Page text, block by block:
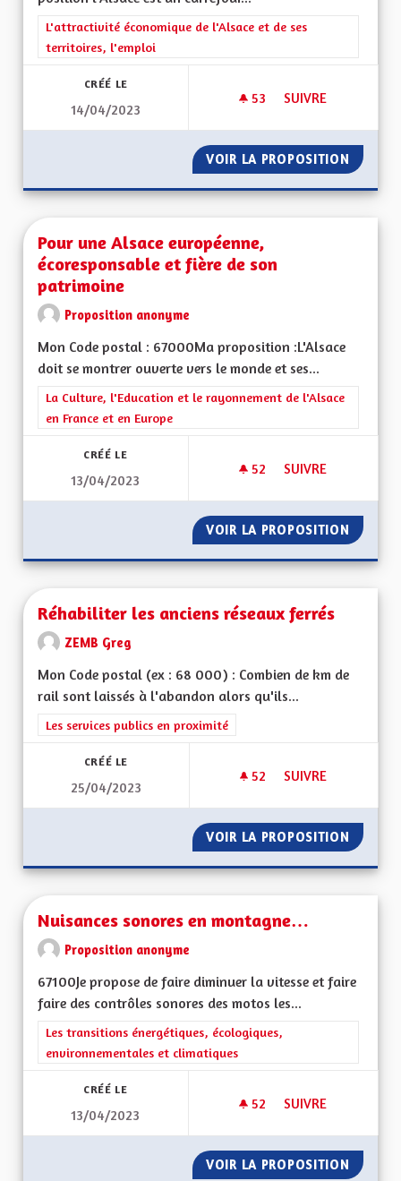
Filtrer les résultats de la catégorie : L'attractivité
L'attractivité économique de l'Alsace et de ses
territoires, l'emploi
CRÉÉ LE
14/04/2023
53 53 ABONNÉS
SUIVRE
VOIR LA PROPOSITION
Pour une Alsace européenne,
écoresponsable et fière de son
patrimoine
Proposition anonyme
Mon Code postal : 67000Ma proposition :L'Alsace
doit se montrer ouverte vers le monde et ses...
Filtrer les résultats de la catégorie : La Culture, l'Education et
La Culture, l'Education et le rayonnement de l'Alsace
en France et en Europe
CRÉÉ LE
13/04/2023
52 52 ABONNÉS
SUIVRE
VOIR LA PROPOSITION POUR
Réhabiliter les anciens réseaux ferrés
ZEMB Greg
Mon Code postal (ex : 68 000) : Combien de km de
rail sont laissés à l'abandon alors qu'ils...
Filtrer les résultats de la catégorie : Les services publics en
Les services publics en proximité
CRÉÉ LE
25/04/2023
52 52 ABONNÉS
SUIVRE
VOIR LA PROPOSITION
Nuisances sonores en montagne…
Proposition anonyme
67100Je propose de faire diminuer la vitesse et faire
faire des contrôles sonores des motos les...
Filtrer les résultats de la catégorie : Les transitions
Les transitions énergétiques, écologiques,
environnementales et climatiques
CRÉÉ LE
13/04/2023
52 52 ABONNÉS
SUIVRE
VOIR LA PROPOSITION